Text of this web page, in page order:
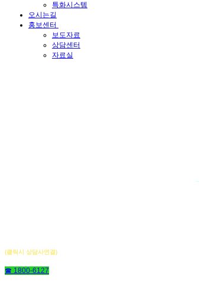
특화시스템
오시는길
홍보센터
보도자료
상담센터
자료실
(클릭시 상담사연결)
☎ 1800-6127